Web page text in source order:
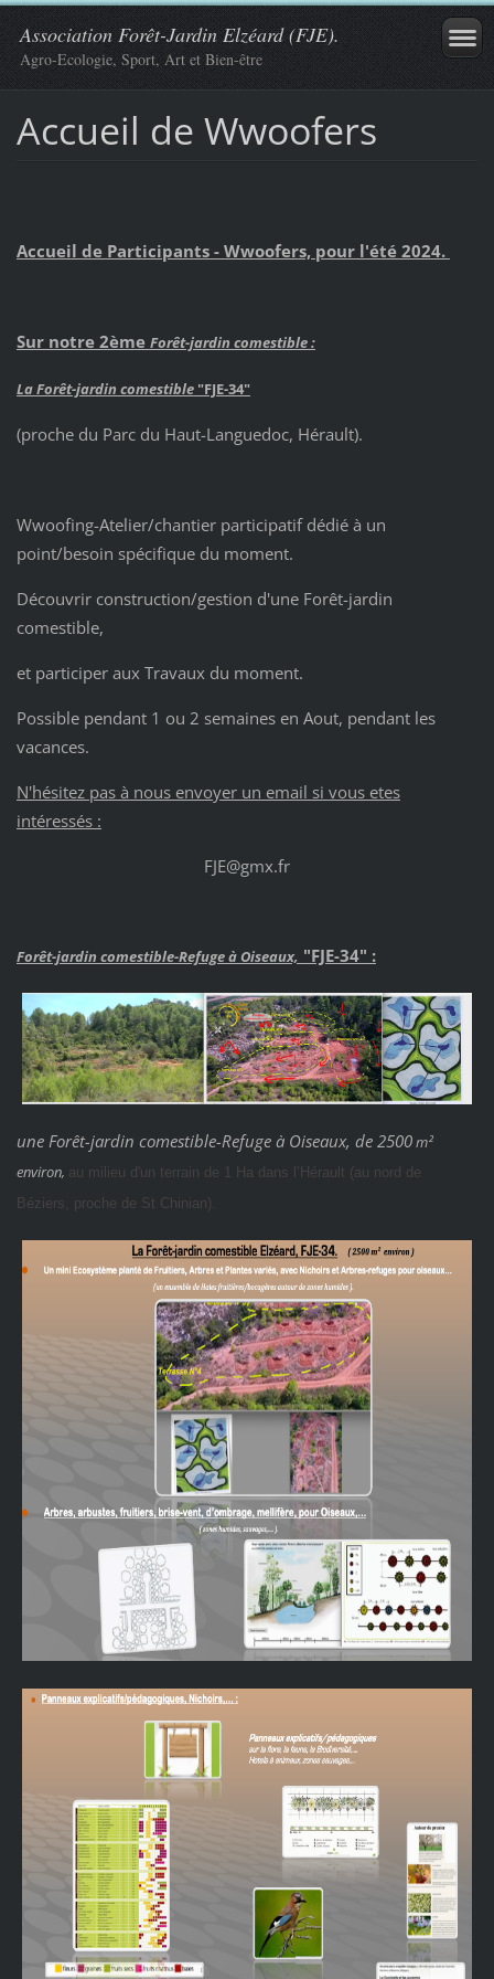
Association Forêt-Jardin Elzéard (FJE).
Agro-Ecologie, Sport, Art et Bien-être
Accueil de Wwoofers
Accueil de Participants - Wwoofers, pour l'été 2024.
Sur notre 2ème Forêt-jardin comestible :
LaForêt-jardin comestible"FJE-34"
(proche du Parc du Haut-Languedoc, Hérault).
Wwoofing-Atelier/chantier participatif dédié à un
point/besoin spécifique du moment.
Découvrir construction/gestion d'une Forêt-jardin
comestible,
et participer aux Travaux du moment.
Possible pendant 1 ou 2 semaines en Aout, pendant les
vacances.
N'hésitez pas à nous envoyer un email si vous etes
intéressés :
FJE@gmx.fr
Forêt-jardin comestible-Refuge à Oiseaux, "FJE-34" :
une Forêt-jardin comestible-Refuge à Oiseaux, de 2500m²
environ, au milieu d'un terrain de 1 Ha dans l’Hérault (au nord de
Béziers, proche de St Chinian).